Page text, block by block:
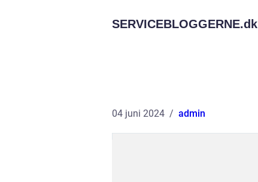
SERVICEBLOGGERNE.dk
04 juni 2024 admin